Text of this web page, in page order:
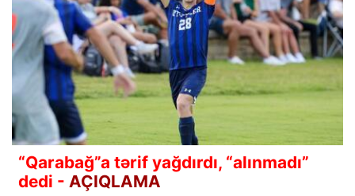
“Qarabağ”a tərif yağdırdı, “alınmadı”
dedi - AÇIQLAMA